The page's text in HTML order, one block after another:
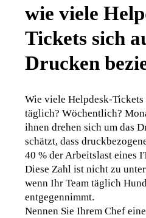
wie viele
Tickets sich
Drucken
Wie viele Helpdesk-Tickets
täglich? Wöchentlich?
ihnen drehen sich um das
schätzt, dass
40 % der Arbeitslast eines
Diese Zahl ist nicht zu
wenn Ihr Team täglich
entgegennimmt.
Nennen Sie Ihrem Chef